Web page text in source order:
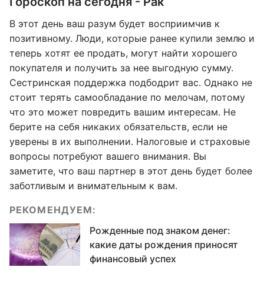
В этот день ваш разум будет восприимчив к
позитивному. Люди, которые ранее купили землю и
теперь хотят ее продать, могут найти хорошего
покупателя и получить за нее выгодную сумму.
Сестринская поддержка подбодрит вас. Однако не
стоит терять самообладание по мелочам, потому
что это может повредить вашим интересам. Не
берите на себя никаких обязательств, если не
уверены в их выполнении. Налоговые и страховые
вопросы потребуют вашего внимания. Вы
заметите, что ваш партнер в этот день будет более
заботливым и внимательным к вам.
РЕКОМЕНДУЕМ:
Рожденные под знаком денег:
какие даты рождения приносят
финансовый успех